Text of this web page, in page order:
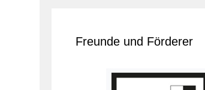
Freunde und Förderer